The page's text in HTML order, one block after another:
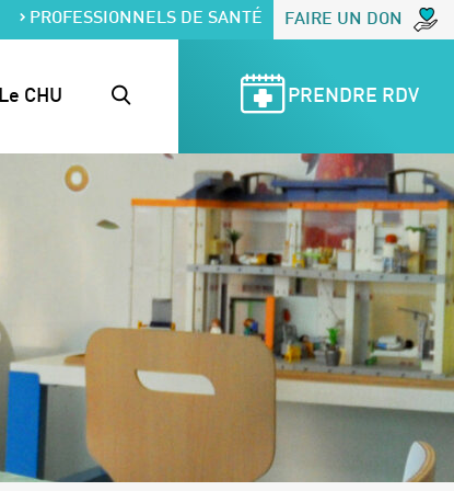
PROFESSIONNELS DE SANTÉ FAIRE UN DON
Le CHU PRENDRE RDV